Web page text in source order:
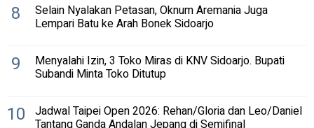
8 Selain Nyalakan Petasan, Oknum Aremania Juga
Lempari Batu ke Arah Bonek Sidoarjo
9 Menyalahi Izin, 3 Toko Miras di KNV Sidoarjo. Bupati
Subandi Minta Toko Ditutup
10 Jadwal Taipei Open 2026: Rehan/Gloria dan Leo/Daniel